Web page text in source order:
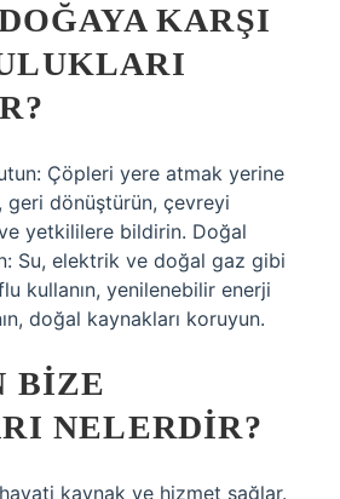
KARŞI
Çöpleri yere atmak yerine
geri dönüştürün, çevreyi
yetkililere bildirin. Doğal
Su, elektrik ve doğal gaz gibi
kullanın, yenilenebilir enerji
doğal kaynakları koruyun.
BIZE
NELERDIR?
kaynak ve hizmet sağlar.